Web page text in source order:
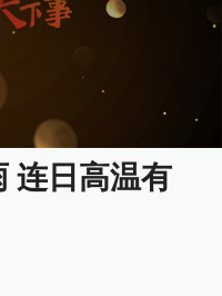
连日高温有